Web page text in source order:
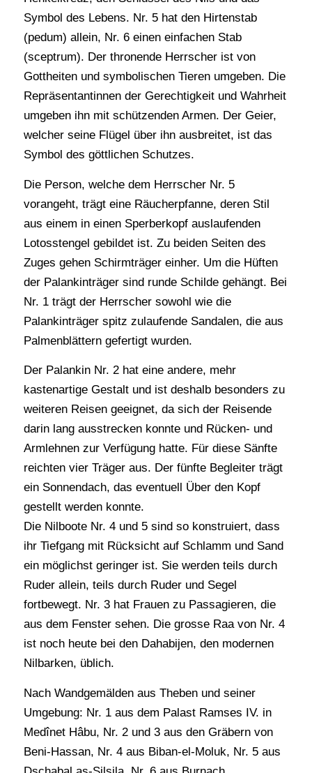
Symbol des Lebens. Nr. 5 hat den Hirtenstab
(pedum) allein, Nr. 6 einen einfachen Stab
(sceptrum). Der thronende Herrscher ist von
Gottheiten und symbolischen Tieren umgeben. Die
Repräsentantinnen der Gerechtigkeit und Wahrheit
umgeben ihn mit schützenden Armen. Der Geier,
welcher seine Flügel über ihn ausbreitet, ist das
Symbol des göttlichen Schutzes.
Die Person, welche dem Herrscher Nr. 5
vorangeht, trägt eine Räucherpfanne, deren Stil
aus einem in einen Sperberkopf auslaufenden
Lotosstengel gebildet ist. Zu beiden Seiten des
Zuges gehen Schirmträger einher. Um die Hüften
der Palankinträger sind runde Schilde gehängt. Bei
Nr. 1 trägt der Herrscher sowohl wie die
Palankinträger spitz zulaufende Sandalen, die aus
Palmenblättern gefertigt wurden.
Der Palankin Nr. 2 hat eine andere, mehr
kastenartige Gestalt und ist deshalb besonders zu
weiteren Reisen geeignet, da sich der Reisende
darin lang ausstrecken konnte und Rücken- und
Armlehnen zur Verfügung hatte. Für diese Sänfte
reichten vier Träger aus. Der fünfte Begleiter trägt
ein Sonnendach, das eventuell Über den Kopf
gestellt werden konnte.
Die Nilboote Nr. 4 und 5 sind so konstruiert, dass
ihr Tiefgang mit Rücksicht auf Schlamm und Sand
ein möglichst geringer ist. Sie werden teils durch
Ruder allein, teils durch Ruder und Segel
fortbewegt. Nr. 3 hat Frauen zu Passagieren, die
aus dem Fenster sehen. Die grosse Raa von Nr. 4
ist noch heute bei den Dahabijen, den modernen
Nilbarken, üblich.
Nach Wandgemälden aus Theben und seiner
Umgebung: Nr. 1 aus dem Palast Ramses IV. in
Medînet Hâbu, Nr. 2 und 3 aus den Gräbern von
Beni-Hassan, Nr. 4 aus Biban-el-Moluk, Nr. 5 aus